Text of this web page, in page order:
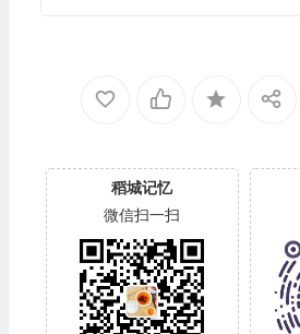
稻城记忆
微信扫一扫